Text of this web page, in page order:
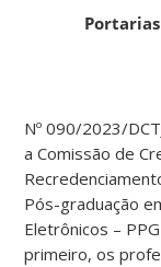
Nº 090/2023/
a Comissão de
Pós-graduação
Eletrônicos –
primeiro, os